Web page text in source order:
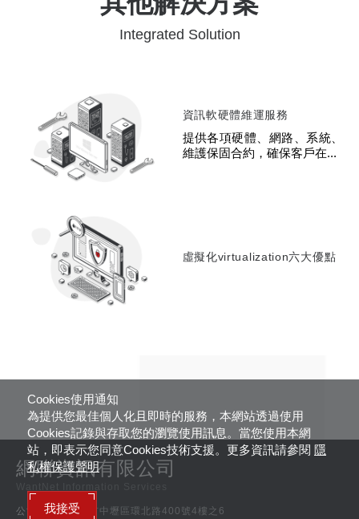
Integrated Solution
資訊軟硬體維運服務
提供各項硬體、網路、系統、
維護保固合約，確保客戶在...
虛擬化virtualization六大優點
Cookies使用通知
為提供您最佳個人化且即時的服務，本網站透過使用
Cookies記錄與存取您的瀏覽使用訊息。當您使用本網
站，即表示您同意Cookies技術支援。更多資訊請參閱 隱
私權保護聲明
我接受
網聯資訊有限公司
公司地址 / 桃園市中壢區環北路400號4樓之6